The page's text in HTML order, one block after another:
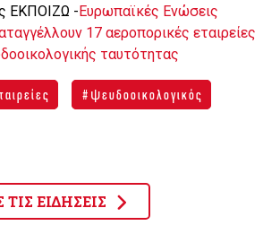
ΕΚΠΟΙΖΩ - Ευρωπαϊκές Ενώσεις
17 αεροπορικές εταιρείες
ταυτότητας
ψευδοοικολογικός
ΕΙΔΗΣΕΙΣ